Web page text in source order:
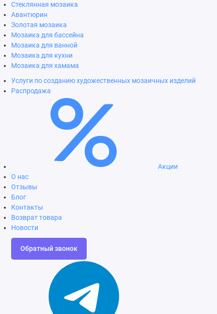
Стеклянная мозаика
Авантюрин
Золотая мозаика
Мозаика для бассейна
Мозаика для ванной
Мозаика для кухни
Мозаика для хамама
Услуги по созданию художественных мозаичных изделий
Распродажа
Акции
О нас
Отзывы
Блог
Контакты
Возврат товара
Новости
Обратный звонок